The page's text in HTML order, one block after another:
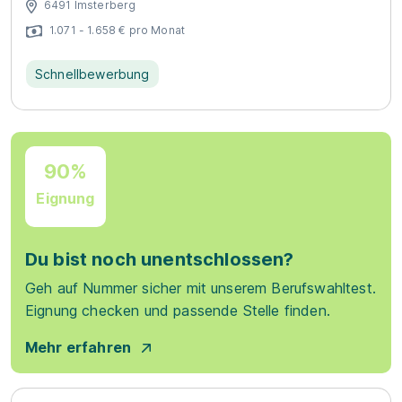
6491 Imsterberg
1.071 - 1.658 € pro Monat
Schnellbewerbung
90%
Eignung
Du bist noch unentschlossen?
Geh auf Nummer sicher mit unserem Berufswahltest.
Eignung checken und passende Stelle finden.
Mehr erfahren